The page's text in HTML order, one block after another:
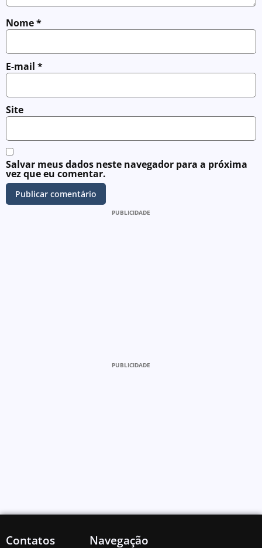
Nome*
E-mail *
Site
Salvar meus dados neste navegador para a próxima
vez que eu comentar.
PUBLICIDADE
PUBLICIDADE
Contatos Navegação